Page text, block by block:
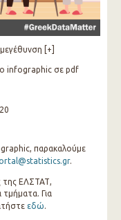
[+]
infographic σε pdf
παρακαλούμε
.
της ΕΛΣΤΑΤ,
Για
εδώ.